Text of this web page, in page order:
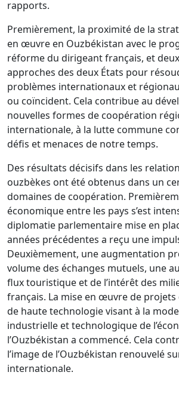
rapports.
Premièrement, la proximité de la
en œuvre en Ouzbékistan avec le
réforme du dirigeant français, et
approches des deux États pour
problèmes internationaux et
ou coïncident. Cela contribue au
nouvelles formes de coopération
internationale, à la lutte commune
défis et menaces de notre temps.
Des résultats décisifs dans les
ouzbèkes ont été obtenus dans un
domaines de coopération.
économique entre les pays s’est
diplomatie parlementaire mise en
années précédentes a reçu une
Deuxièmement, une augmentation
volume des échanges mutuels, une
flux touristique et de l’intérêt des
français. La mise en œuvre de projets
de haute technologie visant à la
industrielle et technologique de
l’Ouzbékistan a commencé. Cela
l’image de l’Ouzbékistan renouvelé
internationale.